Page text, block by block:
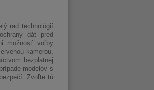
rad technológií
dát pred
možnosť voľby
kamerou,
bezplatnej
modelov s
Zvoľte tú